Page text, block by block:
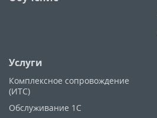
Услуги
Комплексное сопровождение
(ИТС)
Обслуживание 1С